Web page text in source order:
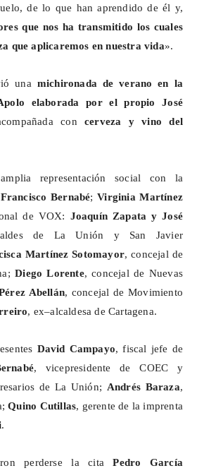
de lo que han aprendido de él y,
que nos ha transmitido los cuales
que aplicaremos en nuestra vida».
una michironada de verano en la
elaborada por el propio José
concerveza y vino del
representación social con la
Francisco Bernabé;Virginia Martínez
de VOX: Joaquín Zapata y José
de La Unión y San Javier
Martínez Sotomayor, concejal de
Diego Lorente, concejal de Nuevas
Abellán, concejal de Movimiento
, ex–alcaldesa de Cartagena.
David Campayo, fiscal jefe de
, vicepresidente de COEC y
de La Unión; Andrés Baraza,
;Quino Cutillas, gerente de la imprenta
.
perderse la citaPedro García